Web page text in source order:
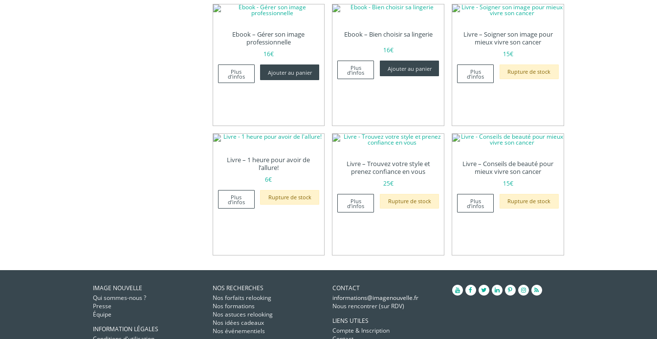
Ebook – Gérer son image
professionnelle
16€
Ajouter au panier
Plus
d’infos
Ebook – Bien choisir sa lingerie
16€
Ajouter au panier
Plus
d’infos
Livre – Soigner son image pour
mieux vivre son cancer
15€
Plus
d’infos
Rupture de stock
Livre – 1 heure pour avoir de
l’allure!
6€
Plus
d’infos
Rupture de stock
Livre – Trouvez votre style et
prenez confiance en vous
25€
Plus
d’infos
Rupture de stock
Livre – Conseils de beauté pour
mieux vivre son cancer
15€
Plus
d’infos
Rupture de stock
IMAGE NOUVELLE
Qui sommes-nous ?
Presse
Équipe
INFORMATION LÉGALES
NOS RECHERCHES
Nos forfaits relooking
Nos formations
Nos astuces relooking
Nos idées cadeaux
Nos événementiels
CONTACT
informations@imagenouvelle.fr
Nous rencontrer (sur RDV)
LIENS UTILES
Compte & Inscription